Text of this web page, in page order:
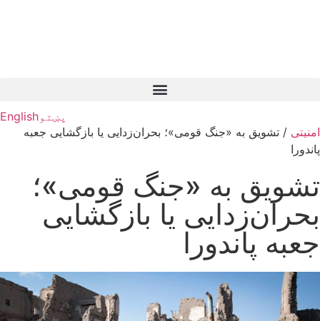
پښتوEnglish
امنیتی / تشویق به «جنگ قومی»؛ بحران‌زدایی یا بازگشایی جعبه
پاندورا
تشویق به «جنگ قومی»؛
بحران‌زدایی یا بازگشایی
جعبه پاندورا